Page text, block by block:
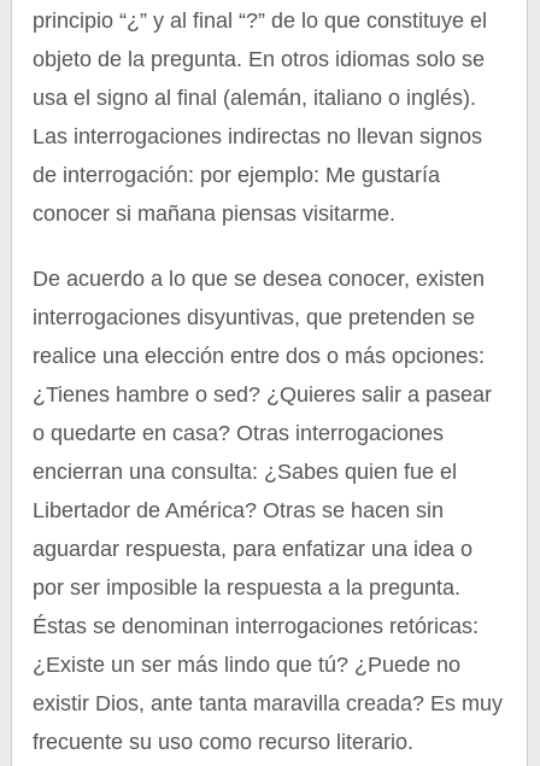
principio “¿” y al final “?” de lo que constituye el
objeto de la pregunta. En otros idiomas solo se
usa el signo al final (alemán, italiano o inglés).
Las interrogaciones indirectas no llevan signos
de interrogación: por ejemplo: Me gustaría
conocer si mañana piensas visitarme.
De acuerdo a lo que se desea conocer, existen
interrogaciones disyuntivas, que pretenden se
realice una elección entre dos o más opciones:
¿Tienes hambre o sed? ¿Quieres salir a pasear
o quedarte en casa? Otras interrogaciones
encierran una consulta: ¿Sabes quien fue el
Libertador de América? Otras se hacen sin
aguardar respuesta, para enfatizar una idea o
por ser imposible la respuesta a la pregunta.
Éstas se denominan interrogaciones retóricas:
¿Existe un ser más lindo que tú? ¿Puede no
existir Dios, ante tanta maravilla creada? Es muy
frecuente su uso como recurso literario.